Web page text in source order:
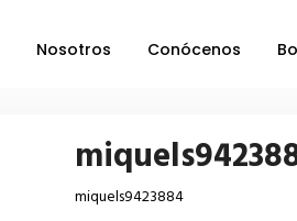
Nosotros Conócenos
miquels9423884